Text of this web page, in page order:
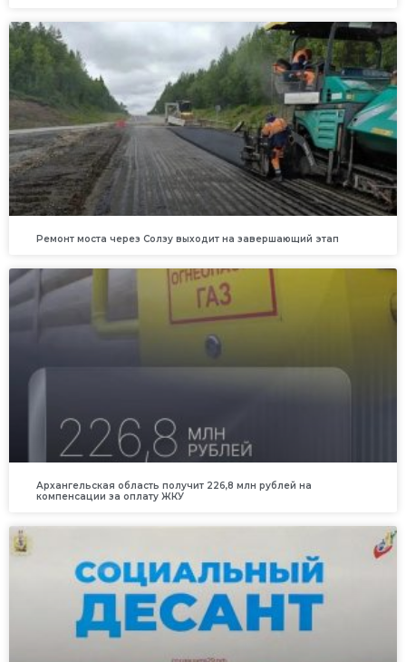
Ремонт моста через Солзу выходит на завершающий этап
Архангельская область получит 226,8 млн рублей на
компенсации за оплату ЖКУ